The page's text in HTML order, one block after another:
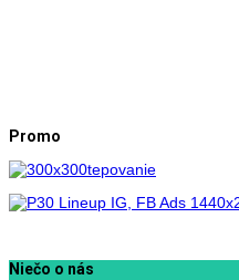
Promo
Niečo o nás